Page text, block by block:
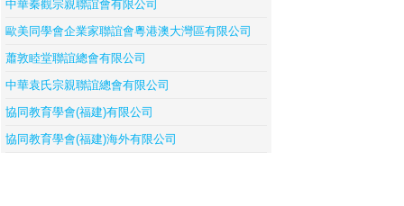
中華秦觀宗親聯誼會有限公司
歐美同學會企業家聯誼會粵港澳大灣區有限公司
蕭敦睦堂聯誼總會有限公司
中華袁氏宗親聯誼總會有限公司
協同教育學會(福建)有限公司
協同教育學會(福建)海外有限公司